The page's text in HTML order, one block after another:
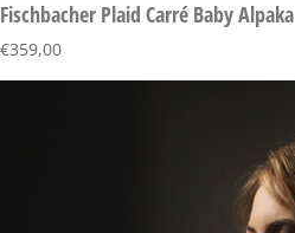
Fischbacher Plaid Carré Baby Alpaka
€359,00